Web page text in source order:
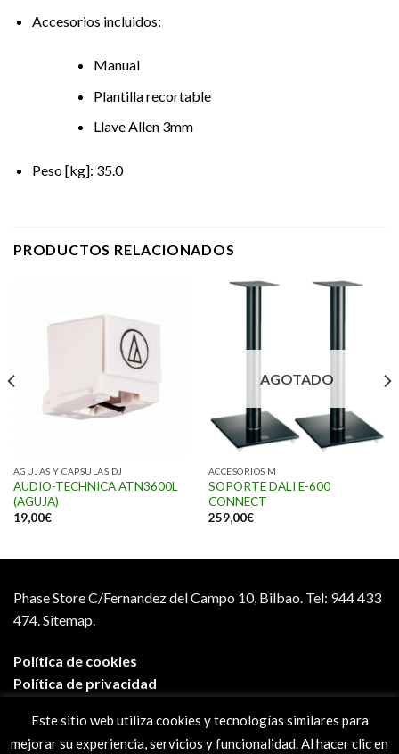
Accesorios incluidos:
Manual
Plantilla recortable
Llave Allen 3mm
Peso [kg]: 35.0
PRODUCTOS RELACIONADOS
AGUJAS Y CAPSULAS DJ
AUDIO-TECHNICA ATN3600L
(AGUJA)
19,00€
AGOTADO
ACCESORIOS M
SOPORTE DALI E-600
CONNECT
259,00€
Phase Store C/Fernandez del Campo 10, Bilbao. Tel: 944 433
474. Sitemap.
Política de cookies
Política de privacidad
Condiciones de compra
Preguntas frecuentes
Este sitio web utiliza cookies y tecnologías similares para
mejorar su experiencia, servicios y funcionalidad. Al hacer clic en